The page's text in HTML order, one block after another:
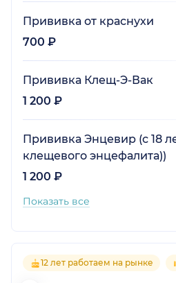
Прививка от краснухи
700 ₽
Прививка Клещ-Э-Вак
1 200 ₽
Прививка Энцевир (с 18
клещевого энцефалита))
1 200 ₽
Показать все
12 лет работаем на рынке